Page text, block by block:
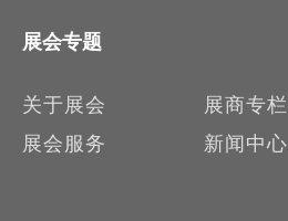
展会专题
关于展会
展商专栏
展会服务
新闻中心